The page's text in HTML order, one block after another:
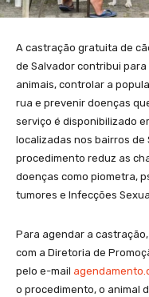
A castração gratuita de
de Salvador contribui
animais, controlar a
rua e prevenir doenças
serviço é disponibilizado
localizadas nos bairros de
procedimento reduz as
doenças como piometra,
tumores e Infecções
Para agendar a
com a Diretoria de
pelo e-mail
o procedimento, o animal